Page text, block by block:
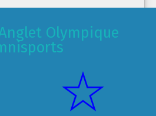
Olympique